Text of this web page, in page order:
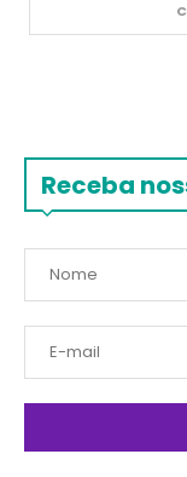
Receba